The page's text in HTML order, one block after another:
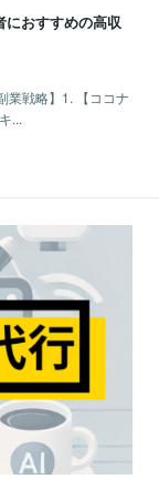
におすすめの高収
業戦略】1. 【ココナ
...